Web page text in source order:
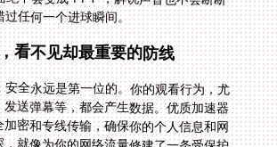
过任何一个进球瞬间。
看不见却最重要的防线
安全永远是第一位的。你的观看行为，尤
发送弹幕等，都会产生数据。优质加速器
加密和专线传输，确保你的个人信息和网
，就像为你的网络流量修建了一条受保护
时，靠谱的售后实时保障和专业的技术团
当你遇到连接问题，尤其是在重大赛事开
刻，你能迅速找到人并解决问题，而不是